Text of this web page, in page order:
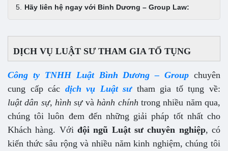
Hãy liên hệ ngay với Binh Dương – Group Law:
DỊCH VỤ LUẬT SƯ THAM GIA TỐ TỤNG
Công ty TNHH Luật Bình Dương – Group chuyên
cung cấp các dịch vụ Luật sưtham gia tố tụng về:
luật dân sự, hình sựvà hành chính trong nhiều năm qua,
chúng tôi luôn đem đến những giải pháp tốt nhất cho
Khách hàng. Với đội ngũ Luật sư chuyên nghiệp, có
kiến thức sâu rộng và nhiều năm kinh nghiệm, chúng tôi